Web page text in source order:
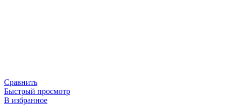
Сравнить
Быстрый просмотр
В избранное